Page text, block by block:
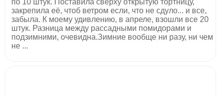
закрепила её, чтоб ветром если, что не сдуло... и все,
забыла. К моему удивлению, в апреле, взошли все 20
штук. Разница между рассадными помидорами и
подзимними, очевидна.Зимние вообще ни разу, ни чем
не ...